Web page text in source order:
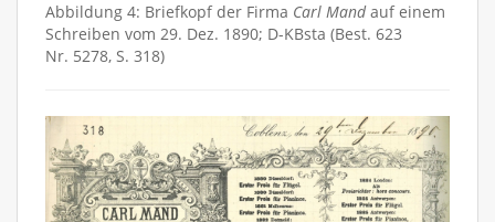
Abbildung 4: Briefkopf der Firma Carl Mandauf einem
Schreiben vom 29. Dez. 1890; D-KBsta (Best. 623
Nr. 5278, S. 318)